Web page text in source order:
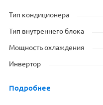
Тип кондиционера
Тип внутреннего блока
Мощность охлаждения
Инвертор
Подробнее